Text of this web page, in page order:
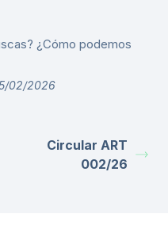
¿Cómo podemos
02/2026
Circular ART
002/26